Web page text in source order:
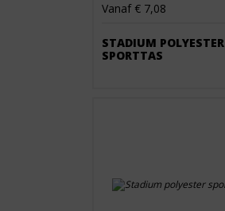
Vanaf € 7,08
STADIUM POLYESTER
SPORTTAS